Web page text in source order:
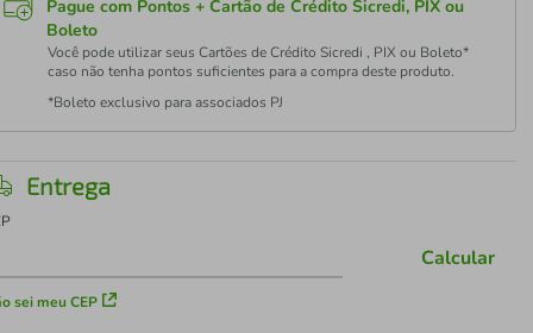
Pague com Pontos + Cartão de Crédito Sicredi, PIX ou
Boleto
Você pode utilizar seus Cartões de Crédito Sicredi , PIX ou Boleto*
caso não tenha pontos suficientes para a compra deste produto.
*Boleto exclusivo para associados PJ
Entrega
sei meu CEP
Calcular